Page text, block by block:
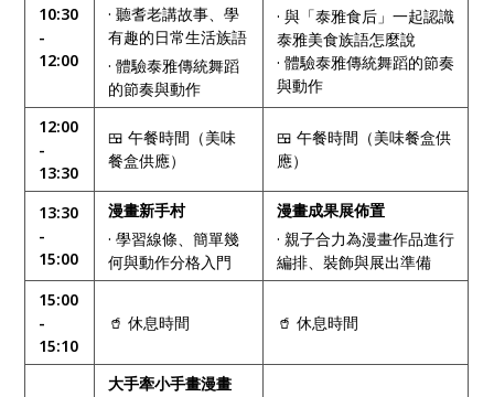
10:30
-
12:00
· 聽耆老講故事、學
有趣的日常生活族語
· 體驗泰雅傳統舞蹈
的節奏與動作
· 與「泰雅食后」一起認識
泰雅美食族語怎麼說
· 體驗泰雅傳統舞蹈的節奏
與動作
12:00
-
13:30
🍱 午餐時間（美味
餐盒供應）
🍱 午餐時間（美味餐盒供
應）
13:30
-
15:00
漫畫新手村
· 學習線條、簡單幾
何與動作分格入門
漫畫成果展佈置
· 親子合力為漫畫作品進行
編排、裝飾與展出準備
15:00
-
15:10
🥤 休息時間 🥤 休息時間
大手牽小手畫漫畫